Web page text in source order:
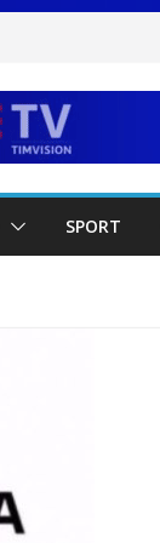
SPORT